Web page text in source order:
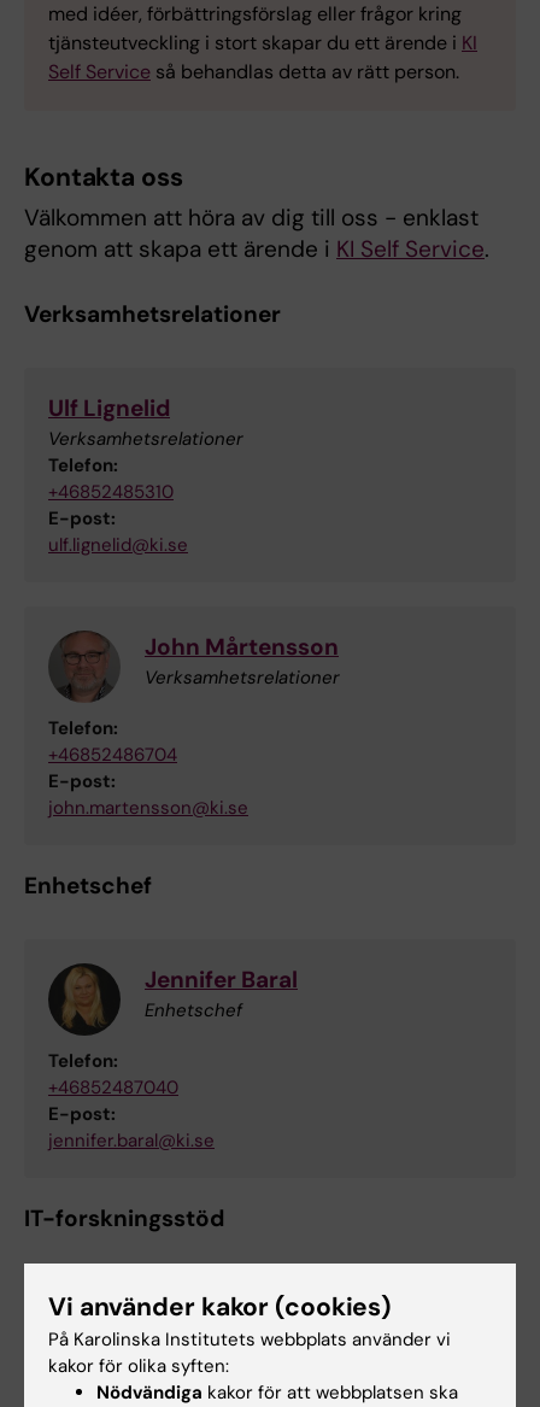
med idéer, förbättringsförslag eller frågor kring
tjänsteutveckling i stort skapar du ett ärende i KI
Self Service så behandlas detta av rätt person.
Kontakta oss
Välkommen att höra av dig till oss - enklast
genom att skapa ett ärende i KI Self Service.
Verksamhetsrelationer
Ulf Lignelid
Verksamhetsrelationer
Telefon:
+46852485310
E-post:
ulf.lignelid@ki.se
John Mårtensson
Verksamhetsrelationer
Telefon:
+46852486704
E-post:
john.martensson@ki.se
Enhetschef
Jennifer Baral
Enhetschef
Telefon:
+46852487040
E-post:
jennifer.baral@ki.se
IT-forskningsstöd
Christian Andreas Garheden
Teamledare IT-forskningsstöd
Telefon:
Vi använder kakor (cookies)
På Karolinska Institutets webbplats använder vi
kakor för olika syften:
Nödvändiga kakor för att webbplatsen ska